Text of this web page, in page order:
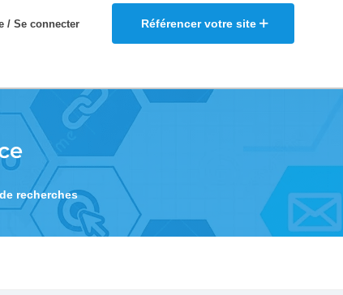
Référencer votre site
/ Se connecter
recherches